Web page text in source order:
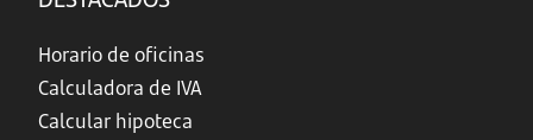
Horario de oficinas
Calculadora de IVA
Calcular hipoteca